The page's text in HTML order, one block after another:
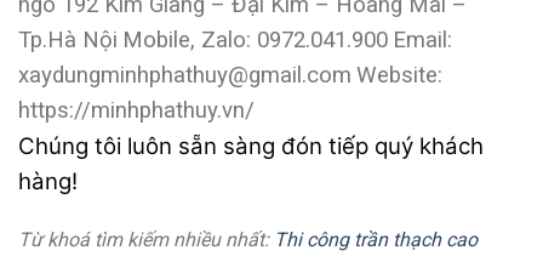
Tp.Hà Nội Mobile, Zalo: 0972.041.900 Email:
xaydungminhphathuy@gmail.com Website:
https://minhphathuy.vn/
Chúng tôi luôn sẵn sàng đón tiếp quý khách
hàng!
Từ khoá tìm kiếm nhiều nhất: Thi công trần thạch cao